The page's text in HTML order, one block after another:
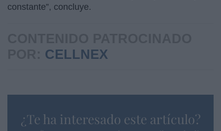
constante”, concluye.
CELLNEX
¿Te ha interesado este artículo?